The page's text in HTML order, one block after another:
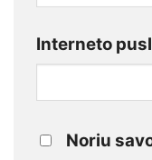
Interneto
Noriu